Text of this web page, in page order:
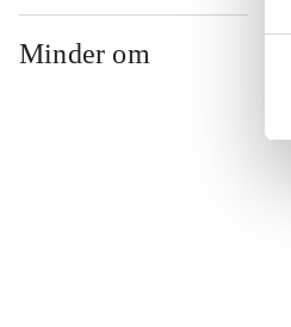
Minder om